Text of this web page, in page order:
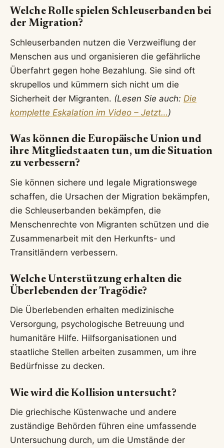
Welche Rolle spielen Schleuserbanden bei
der Migration?
Schleuserbanden nutzen die Verzweiflung der
Menschen aus und organisieren die gefährliche
Überfahrt gegen hohe Bezahlung. Sie sind oft
skrupellos und kümmern sich nicht um die
Sicherheit der Migranten. (Lesen Sie auch: Die
komplette Eskalation im Video – Jetzt…)
Was können die Europäische Union und
ihre Mitgliedstaaten tun, um die Situation
zu verbessern?
Sie können sichere und legale Migrationswege
schaffen, die Ursachen der Migration bekämpfen,
die Schleuserbanden bekämpfen, die
Menschenrechte von Migranten schützen und die
Zusammenarbeit mit den Herkunfts- und
Transitländern verbessern.
Welche Unterstützung erhalten die
Überlebenden der Tragödie?
Die Überlebenden erhalten medizinische
Versorgung, psychologische Betreuung und
humanitäre Hilfe. Hilfsorganisationen und
staatliche Stellen arbeiten zusammen, um ihre
Bedürfnisse zu decken.
Wie wird die Kollision untersucht?
Die griechische Küstenwache und andere
zuständige Behörden führen eine umfassende
Untersuchung durch, um die Umstände der